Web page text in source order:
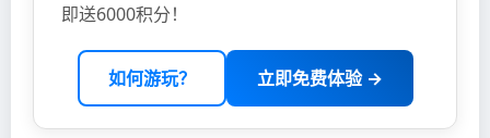
即送6000积分！
如何游玩？ 立即免费体验 →